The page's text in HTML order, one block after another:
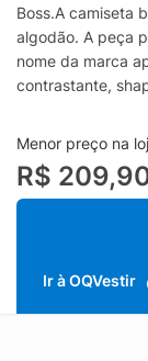
Boss.A camiseta
algodão. A peça
nome da marca
contrastante,
pespontado.-
padrão.- Lavar á
100%
Menor preço na
R$
Ir à OQVestir